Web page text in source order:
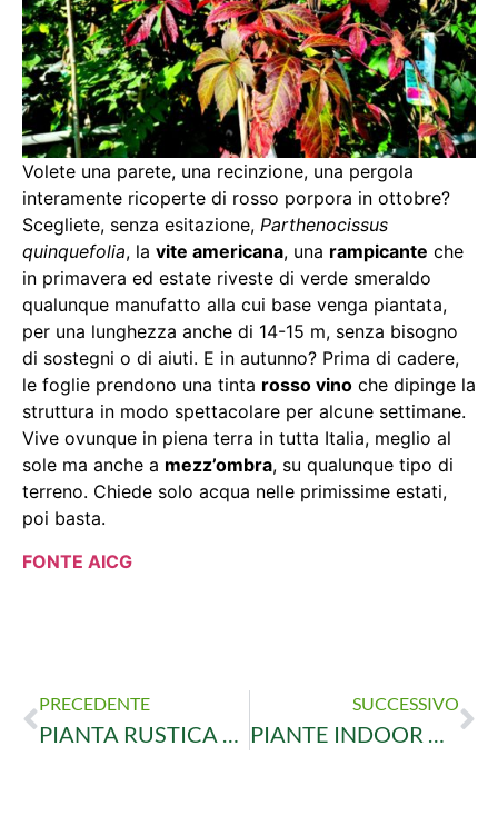
Volete una parete, una recinzione, una pergola
interamente ricoperte di rosso porpora in ottobre?
Scegliete, senza esitazione, Parthenocissus
quinquefolia, la vite americana, una rampicante che
in primavera ed estate riveste di verde smeraldo
qualunque manufatto alla cui base venga piantata,
per una lunghezza anche di 14-15 m, senza bisogno
di sostegni o di aiuti. E in autunno? Prima di cadere,
le foglie prendono una tinta rosso vino che dipinge la
struttura in modo spettacolare per alcune settimane.
Vive ovunque in piena terra in tutta Italia, meglio al
sole ma anche a mezz’ombra, su qualunque tipo di
terreno. Chiede solo acqua nelle primissime estati,
poi basta.
FONTE AICG
PRECEDENTE
PIANTA RUSTICA PER LE BASSE TEMPERATURE
SUCCESSIVO
PIANTE INDOOR CONTRO L’INQUINAMENTO